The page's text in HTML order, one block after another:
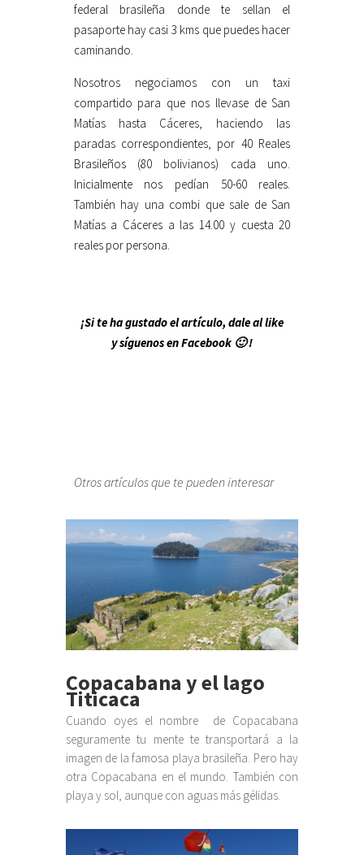
federal brasileña donde te sellan el
pasaporte hay casi 3 kms que puedes hacer
caminando.
Nosotros negociamos con un taxi
compartido para que nos llevase de San
Matías hasta Cáceres, haciendo las
paradas correspondientes, por 40 Reales
Brasileños (80 bolivianos) cada uno.
Inicialmente nos pedían 50-60 reales.
También hay una combi que sale de San
Matías a Cáceres a las 14.00 y cuesta 20
reales por persona.
¡Si te ha gustado el artículo, dale al like
y síguenos en Facebook 🙂 !
Otros artículos que te pueden interesar
Copacabana y el lago
Titicaca
Cuando oyes el nombre de Copacabana
seguramente tu mente te transportará a la
imagen de la famosa playa brasileña. Pero hay
otra Copacabana en el mundo. También con
playa y sol, aunque con aguas más gélidas.